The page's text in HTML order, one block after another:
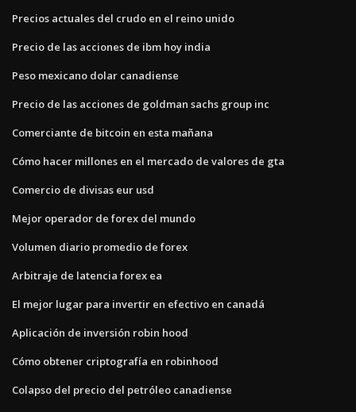
Precios actuales del crudo en el reino unido
Precio de las acciones de ibm hoy india
Peso mexicano dolar canadiense
Precio de las acciones de goldman sachs group inc
Comerciante de bitcoin en esta mañana
Cómo hacer millones en el mercado de valores de gta
Comercio de divisas eur usd
Mejor operador de forex del mundo
Volumen diario promedio de forex
Arbitraje de latencia forex ea
El mejor lugar para invertir en efectivo en canadá
Aplicación de inversión robin hood
Cómo obtener criptografía en robinhood
Colapso del precio del petróleo canadiense